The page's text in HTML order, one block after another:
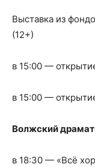
Выставка из
(12+)
в 15:00 —
в 15:00 —
Волжский
в 18:30 — «Всё